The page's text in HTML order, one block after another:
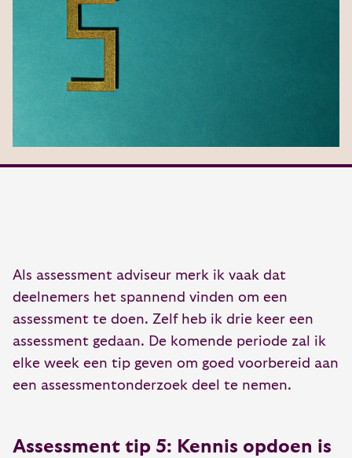
Als assessment adviseur merk ik vaak dat
deelnemers het spannend vinden om een
assessment te doen. Zelf heb ik drie keer een
assessment gedaan. De komende periode zal ik
elke week een tip geven om goed voorbereid aan
een assessmentonderzoek deel te nemen.
Assessment tip 5: Kennis opdoen is